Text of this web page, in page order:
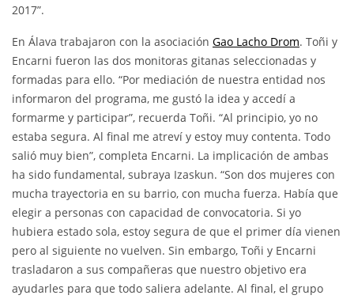
2017”.
En Álava trabajaron con la asociación Gao Lacho Drom. Toñi y
Encarni fueron las dos monitoras gitanas seleccionadas y
formadas para ello. “Por mediación de nuestra entidad nos
informaron del programa, me gustó la idea y accedí a
formarme y participar”, recuerda Toñi. “Al principio, yo no
estaba segura. Al final me atreví y estoy muy contenta. Todo
salió muy bien”, completa Encarni. La implicación de ambas
ha sido fundamental, subraya Izaskun. “Son dos mujeres con
mucha trayectoria en su barrio, con mucha fuerza. Había que
elegir a personas con capacidad de convocatoria. Si yo
hubiera estado sola, estoy segura de que el primer día vienen
pero al siguiente no vuelven. Sin embargo, Toñi y Encarni
trasladaron a sus compañeras que nuestro objetivo era
ayudarles para que todo saliera adelante. Al final, el grupo